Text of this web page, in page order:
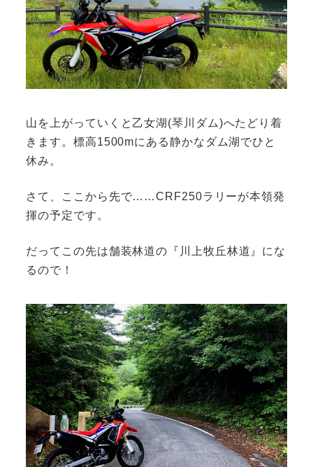
山を上がっていくと乙女湖(琴川ダム)へたどり着
きます。標高1500mにある静かなダム湖でひと
休み。
さて、ここから先で……CRF250ラリーが本領発
揮の予定です。
だってこの先は舗装林道の『川上牧丘林道』にな
るので！